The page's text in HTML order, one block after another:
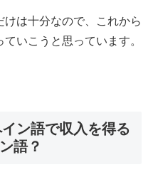
は十分なので、これから
いこうと思っています。
ン語で収入を得る
語？